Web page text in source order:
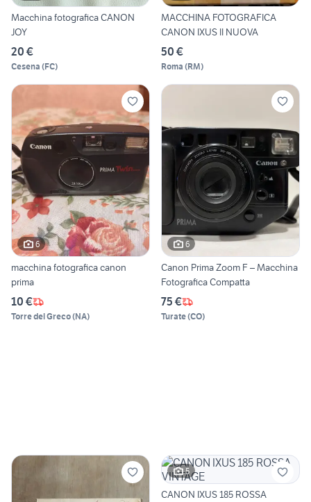
Macchina fotografica CANON
JOY
20 €
Cesena (FC)
MACCHINA FOTOGRAFICA
CANON IXUS II NUOVA
50 €
Roma (RM)
6
macchina fotografica canon
prima
10 €
Torre del Greco(NA)
6
Canon Prima Zoom F – Macchina
Fotografica Compatta
75 €
Turate(CO)
5
CANON IXUS 185 ROSSA